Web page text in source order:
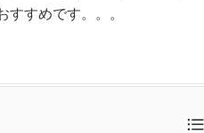
すすめです。。。